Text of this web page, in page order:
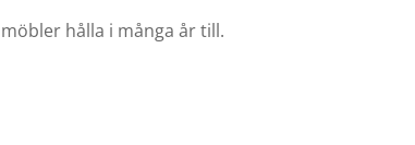
hålla i många år till.